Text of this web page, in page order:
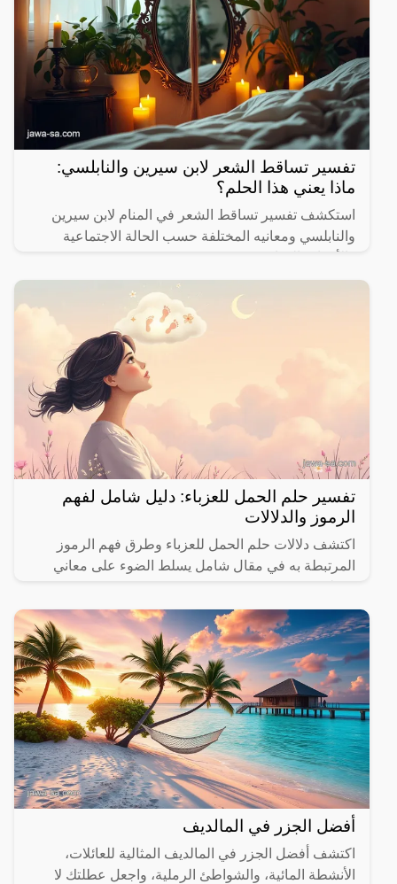
تفسير تساقط الشعر لابن سيرين والنابلسي:
ماذا يعني هذا الحلم؟
استكشف تفسير تساقط الشعر في المنام لابن سيرين
والنابلسي ومعانيه المختلفة حسب الحالة الاجتماعية
تفسير حلم الحمل للعزباء: دليل شامل لفهم
الرموز والدلالات
اكتشف دلالات حلم الحمل للعزباء وطرق فهم الرموز
المرتبطة به في مقال شامل يسلط الضوء على معاني
أفضل الجزر في المالديف
اكتشف أفضل الجزر في المالديف المثالية للعائلات،
الأنشطة المائية، والشواطئ الرملية، واجعل عطلتك لا